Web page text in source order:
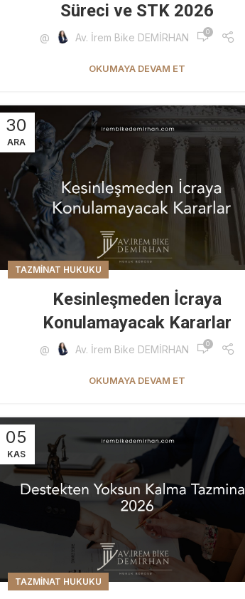
Süreci ve STK 2026
@ Av. İrem Bike DEMİRHAN 0
OKUMAYA DEVAM ET
30
ARA
TAZMINAT HUKUKU
Kesinleşmeden İcraya
Konulamayacak Kararlar
@ Av. İrem Bike DEMİRHAN 0
OKUMAYA DEVAM ET
05
KAS
TAZMINAT HUKUKU